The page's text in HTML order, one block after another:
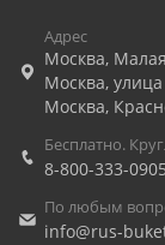
Адрес
Москва,
Москва,
Москва,
Бесплатно.
8-800-333-0905
По любым
info@rus-